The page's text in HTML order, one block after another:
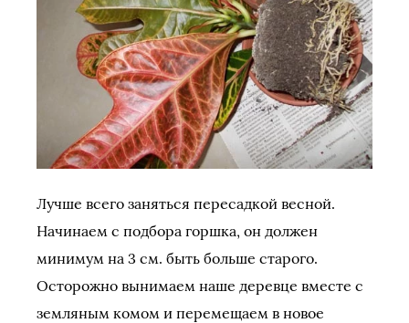
Лучше всего заняться пересадкой весной.
Начинаем с подбора горшка, он должен
минимум на 3 см. быть больше старого.
Осторожно вынимаем наше деревце вместе с
земляным комом и перемещаем в новое